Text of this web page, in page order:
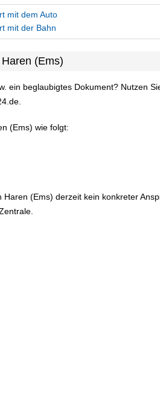
mit dem Auto
mit der Bahn
(Ems)
ein beglaubigtes Dokument? Nutzen
(Ems) wie folgt:
(Ems) derzeit kein konkreter